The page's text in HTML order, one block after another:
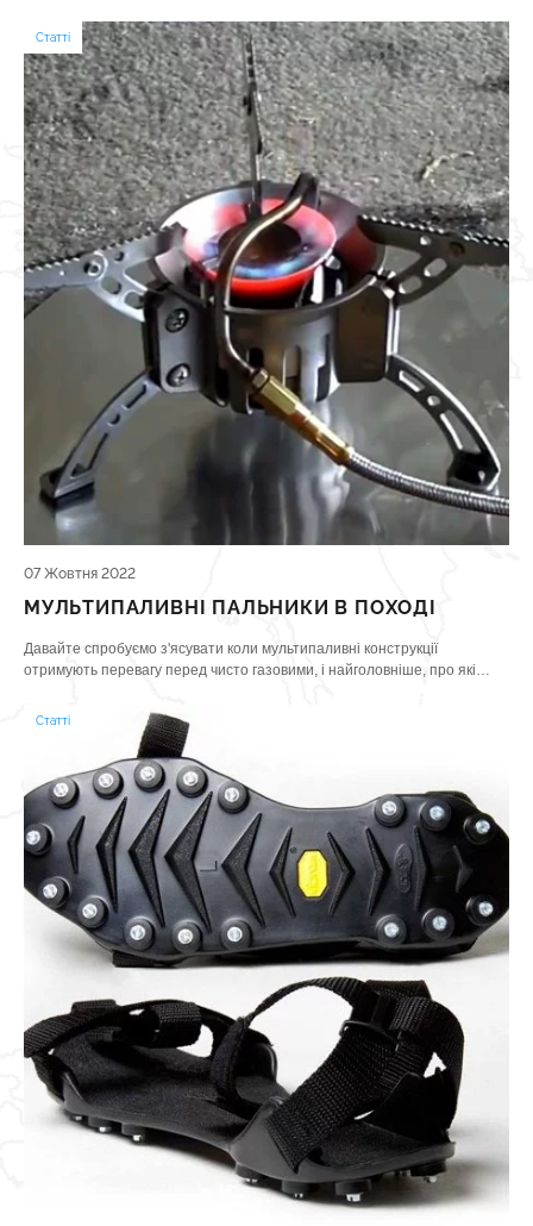
для поїздок на природу, плутаючи подорож, нехай і коротку, з уроком
фізкультури.
Статті
07 Жовтня 2022
МУЛЬТИПАЛИВНІ ПАЛЬНИКИ В ПОХОДІ
Давайте спробуємо з'ясувати коли мультипаливні конструкції
отримують перевагу перед чисто газовими, і найголовніше, про які
купівлею.
Статті